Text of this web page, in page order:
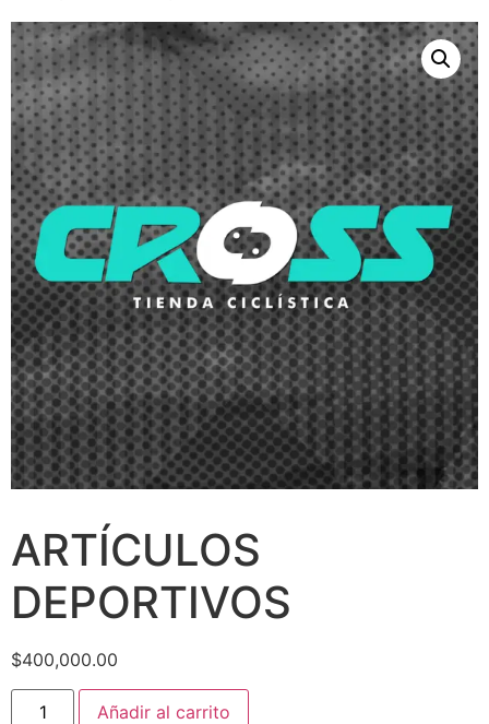
ARTÍCULOS
DEPORTIVOS
$400,000.00
Añadir al carrito